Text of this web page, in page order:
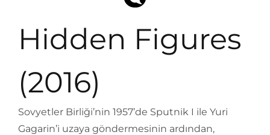
Hidden Figures
(2016)
Sovyetler Birliği’nin 1957’de Sputnik I ile Yuri
Gagarin’i uzaya göndermesinin ardından,